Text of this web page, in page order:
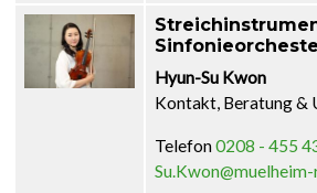
Hyun-Su Kwon
Kontakt, Beratung &
Telefon0208 - 455